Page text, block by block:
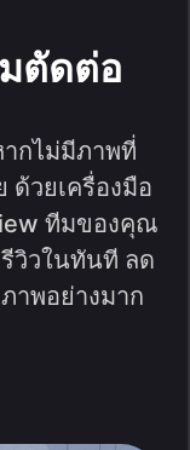
ตัดต่อ
กไม่มีภาพที่
วยเครื่องมือ
ทีมของคุณ
วิวในทันที ลด
าพอย่างมาก